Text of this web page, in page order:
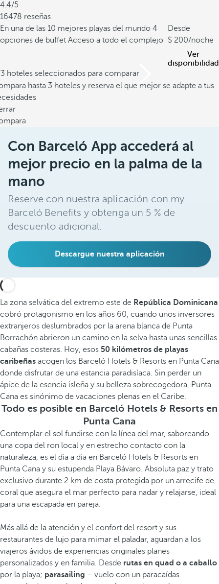
4.4/5
16478 reseñas
En una de las 10 mejores playas del mundo 4
opciones de buffet Acceso a todo el complejo
Desde
200/noche
Ver
disponibilidad
hoteles seleccionados para comparar
hasta 3 hoteles y reserva el que mejor se adapte a tus
Con Barceló App accederá al
mejor precio en la palma de la
mano
Reserve con nuestra aplicación con my
Barceló Benefits y obtenga un 5 % de
descuento adicional.
Descargue nuestra aplicación
La zona selvática del extremo este de República Dominicana
cobró protagonismo en los años 60, cuando unos inversores
extranjeros deslumbrados por la arena blanca de Punta
Borrachón abrieron un camino en la selva hasta unas sencillas
cabañas costeras. Hoy, esos 50 kilómetros de playas
caribeñas acogen los Barceló Hotels & Resorts en Punta Cana
donde disfrutar de una estancia paradisíaca. Sin perder un
ápice de la esencia isleña y su belleza sobrecogedora, Punta
Cana es sinónimo de vacaciones plenas en el Caribe.
Todo es posible en Barceló Hotels & Resorts en
Punta Cana
Contemplar el sol fundirse con la línea del mar, saboreando
una copa del ron local y en estrecho contacto con la
naturaleza, es el día a día en Barceló Hotels & Resorts en
Punta Cana y su estupenda Playa Bávaro. Absoluta paz y trato
exclusivo durante 2 km de costa protegida por un arrecife de
coral que asegura el mar perfecto para nadar y relajarse, ideal
para una escapada en pareja.
Más allá de la atención y el confort del resort y sus
restaurantes de lujo para mimar el paladar, aguardan a los
viajeros ávidos de experiencias originales planes
personalizados y en familia. Desde rutas en quad o a caballo
por la playa; parasailing – vuelo con un paracaídas